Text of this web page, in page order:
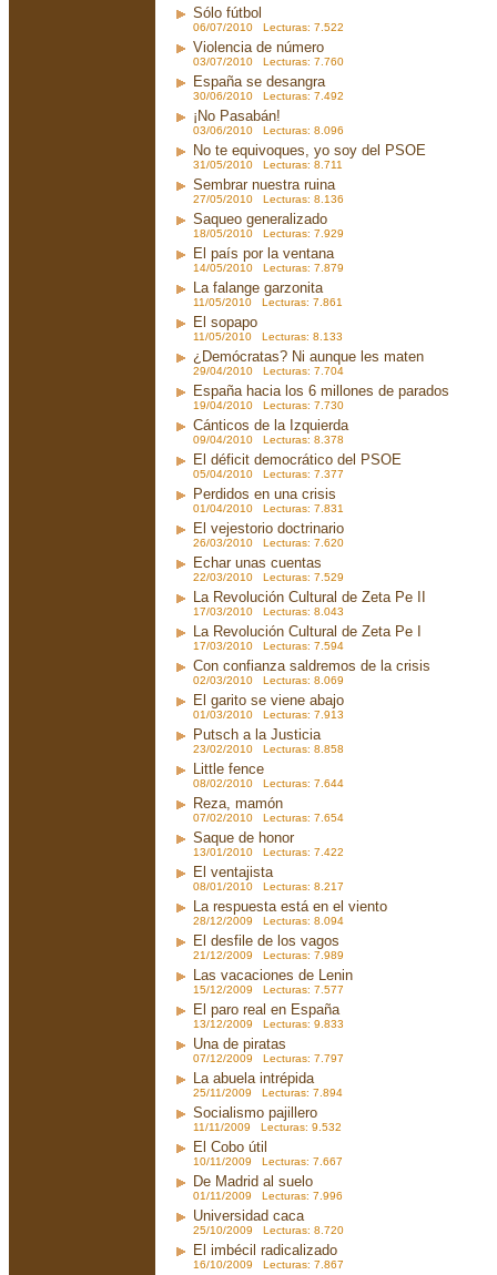
Sólo fútbol
06/07/2010 Lecturas: 7.522
Violencia de número
03/07/2010 Lecturas: 7.760
España se desangra
30/06/2010 Lecturas: 7.492
¡No Pasabán!
03/06/2010 Lecturas: 8.096
No te equivoques, yo soy del PSOE
31/05/2010 Lecturas: 8.711
Sembrar nuestra ruina
27/05/2010 Lecturas: 8.136
Saqueo generalizado
18/05/2010 Lecturas: 7.929
El país por la ventana
14/05/2010 Lecturas: 7.879
La falange garzonita
11/05/2010 Lecturas: 7.861
El sopapo
11/05/2010 Lecturas: 8.133
¿Demócratas? Ni aunque les maten
29/04/2010 Lecturas: 7.704
España hacia los 6 millones de parados
19/04/2010 Lecturas: 7.730
Cánticos de la Izquierda
09/04/2010 Lecturas: 8.378
El déficit democrático del PSOE
05/04/2010 Lecturas: 7.377
Perdidos en una crisis
01/04/2010 Lecturas: 7.831
El vejestorio doctrinario
26/03/2010 Lecturas: 7.620
Echar unas cuentas
22/03/2010 Lecturas: 7.529
La Revolución Cultural de Zeta Pe II
17/03/2010 Lecturas: 8.043
La Revolución Cultural de Zeta Pe I
17/03/2010 Lecturas: 7.594
Con confianza saldremos de la crisis
02/03/2010 Lecturas: 8.069
El garito se viene abajo
01/03/2010 Lecturas: 7.913
Putsch a la Justicia
23/02/2010 Lecturas: 8.858
Little fence
08/02/2010 Lecturas: 7.644
Reza, mamón
07/02/2010 Lecturas: 7.654
Saque de honor
13/01/2010 Lecturas: 7.422
El ventajista
08/01/2010 Lecturas: 8.217
La respuesta está en el viento
28/12/2009 Lecturas: 8.094
El desfile de los vagos
21/12/2009 Lecturas: 7.989
Las vacaciones de Lenin
15/12/2009 Lecturas: 7.577
El paro real en España
13/12/2009 Lecturas: 9.833
Una de piratas
07/12/2009 Lecturas: 7.797
La abuela intrépida
25/11/2009 Lecturas: 7.894
Socialismo pajillero
11/11/2009 Lecturas: 9.532
El Cobo útil
10/11/2009 Lecturas: 7.667
De Madrid al suelo
01/11/2009 Lecturas: 7.996
Universidad caca
25/10/2009 Lecturas: 8.720
El imbécil radicalizado
16/10/2009 Lecturas: 7.867